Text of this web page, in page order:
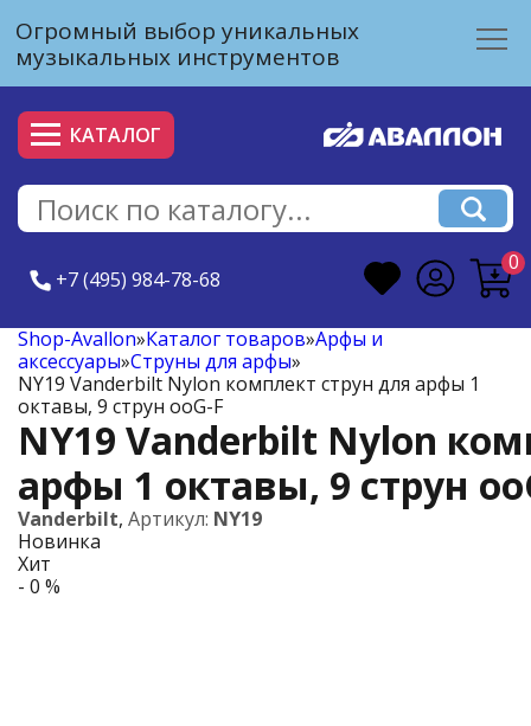
Огромный выбор уникальных
музыкальных инструментов
КАТАЛОГ
+7 (495) 984-78-68
0
Shop-Avallon»Каталог товаров»Арфы и
аксессуары»Струны для арфы»
NY19 Vanderbilt Nylon комплект струн для арфы 1
октавы, 9 струн ооG-F
NY19 Vanderbilt Nylon
арфы 1 октавы, 9 струн
Vanderbilt, Артикул: NY19
Новинка
Хит
- 0 %